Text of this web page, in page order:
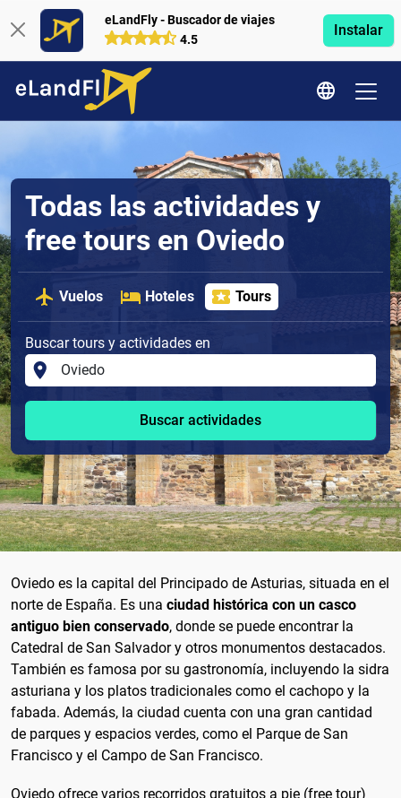
eLandFly - Buscador de viajes
4.5
Instalar
Todas las actividades y
free tours en Oviedo
Vuelos Hoteles Tours
Buscar tours y actividades en
Buscar actividades
Oviedo es la capital del Principado de Asturias, situada en el
norte de España. Es una ciudad histórica con un casco
antiguo bien conservado, donde se puede encontrar la
Catedral de San Salvador y otros monumentos destacados.
También es famosa por su gastronomía, incluyendo la sidra
asturiana y los platos tradicionales como el cachopo y la
fabada. Además, la ciudad cuenta con una gran cantidad
de parques y espacios verdes, como el Parque de San
Francisco y el Campo de San Francisco.
Oviedo ofrece varios recorridos gratuitos a pie (free tour)